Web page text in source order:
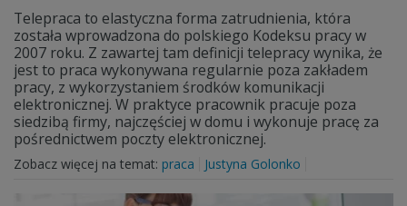
Telepraca to elastyczna forma zatrudnienia, która
została wprowadzona do polskiego Kodeksu pracy w
2007 roku. Z zawartej tam definicji telepracy wynika, że
jest to praca wykonywana regularnie poza zakładem
pracy, z wykorzystaniem środków komunikacji
elektronicznej. W praktyce pracownik pracuje poza
siedzibą firmy, najczęściej w domu i wykonuje pracę za
pośrednictwem poczty elektronicznej.
Zobacz więcej na temat: praca Justyna Golonko